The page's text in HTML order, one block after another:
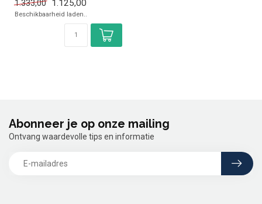
✓ Gas
1.333,00 1.125,00
Beschikbaarheid laden..
Abonneer je op onze mailing
Ontvang waardevolle tips en informatie